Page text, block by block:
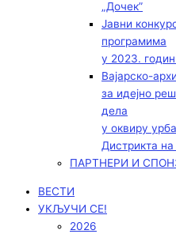
„Дочек”
Јавни
програмима
у 2023.
Вајарско-
за идејно
дела
у оквиру
Дистрикта
ПАРТНЕРИ И
ВЕСТИ
УКЉУЧИ СЕ!
2026